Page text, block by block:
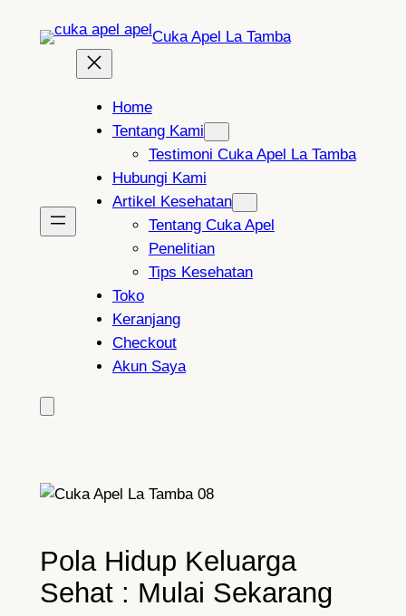
Cuka Apel La Tamba
Home
Tentang Kami
Testimoni Cuka Apel La Tamba
Hubungi Kami
Artikel Kesehatan
Tentang Cuka Apel
Penelitian
Tips Kesehatan
Toko
Keranjang
Checkout
Akun Saya
Pola Hidup Keluarga
Sehat : Mulai Sekarang